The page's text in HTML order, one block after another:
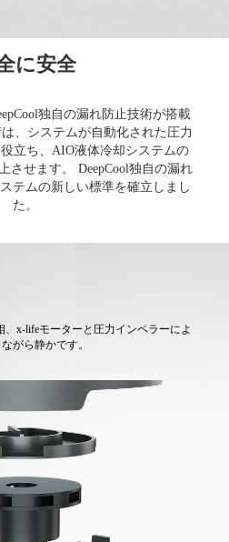
に安全
独自の漏れ防止技術が搭載
、システムが自動化された圧力
立ち、AIO液体冷却システムの
させます。 DeepCool独自の漏れ
テムの新しい標準を確立しまし
た。
、x-lifeモーターと圧力インペラーによ
がら静かです。